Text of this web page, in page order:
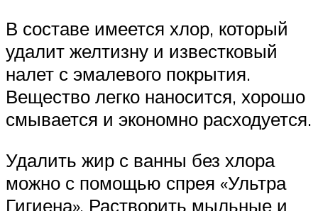
В составе имеется хлор, который
удалит желтизну и известковый
налет с эмалевого покрытия.
Вещество легко наносится, хорошо
смывается и экономно расходуется.
Удалить жир с ванны без хлора
можно с помощью спрея «Ультра
Гигиена». Растворить мыльные и